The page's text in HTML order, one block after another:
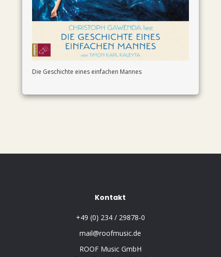
Die Geschichte eines einfachen Mannes
Kontakt
+49 (0) 234 / 29878-0
mail@roofmusic.de
ROOF Music GmbH